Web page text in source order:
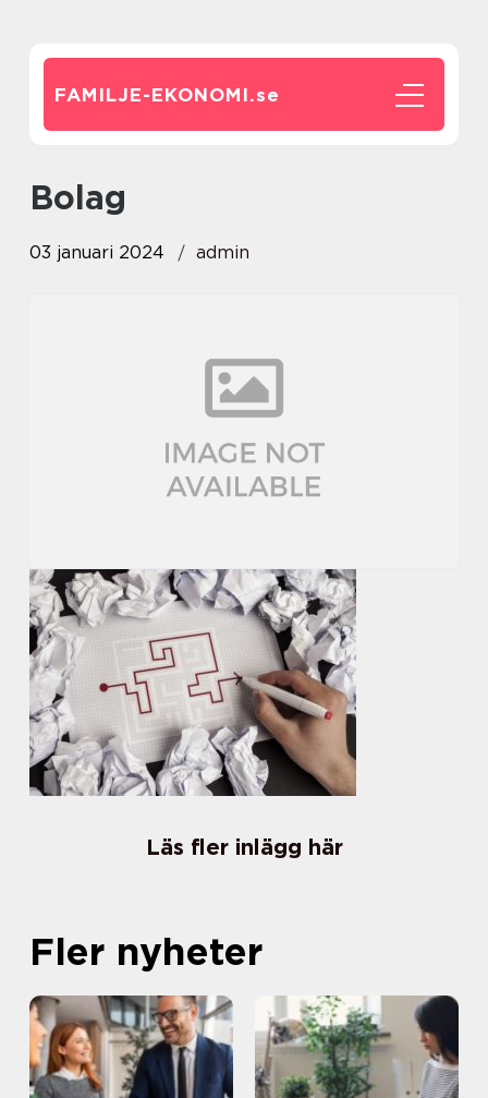
FAMILJE-EKONOMI.se
bolag
03 januari 2024 admin
Läs fler inlägg här
Fler nyheter